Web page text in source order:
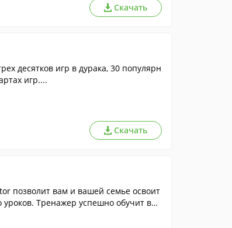
Скачать
десятков игр в дурака, 30 популярн
игр....
Скачать
позволит вам и вашей семье освоит
Тренажер успешно обучит вас